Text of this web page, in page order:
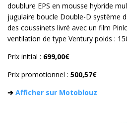
doublure EPS en mousse hybride
jugulaire boucle Double-D système
des coussinets livré avec un film
ventilation de type Ventury poids :
Prix initial : 699,00€
Prix promotionnel : 500,57€
➔ Afficher sur Motoblouz